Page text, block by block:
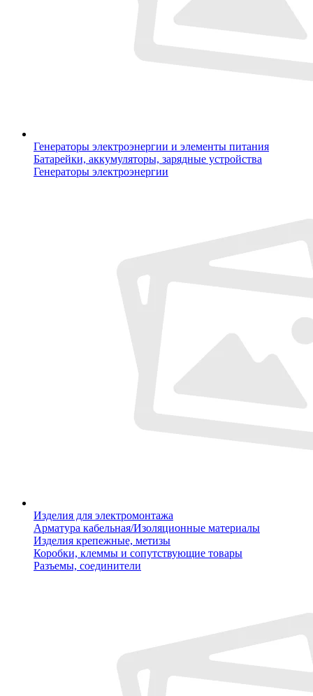
Генераторы электроэнергии и элементы питания
Батарейки, аккумуляторы, зарядные устройства
Генераторы электроэнергии
Изделия для электромонтажа
Арматура кабельная/Изоляционные материалы
Изделия крепежные, метизы
Коробки, клеммы и сопутствующие товары
Разъемы, соединители